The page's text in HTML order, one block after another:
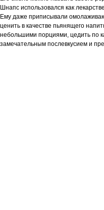
Шнапс использовался как
Ему даже приписывали
ценить в качестве пьянящего
небольшими порциями, цедить по
замечательным послевкусием и